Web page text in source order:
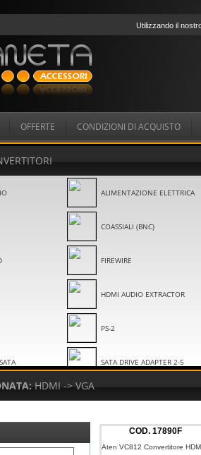
Utilizzando il
OFFERTE CONDIZIONI DI ACQUISTO
ALIMENTAZIONE ELETTRICA
COASSIALI (BNC)
FIREWIRE
HDMI AUDIO EXTRACTOR
PS-2
SATA DRIVE ADAPTER 2-5
USB 20 ADATTATORI
HDMI -> VGA
COD. 17890F
Aten VC812 Convertitore